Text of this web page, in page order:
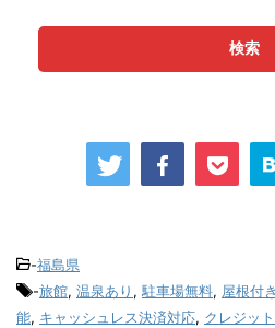
検索
-福島県
-旅館, 温泉あり ,駐車場無料, 屋根付
能, キャッシュレス決済対応, クレジッ